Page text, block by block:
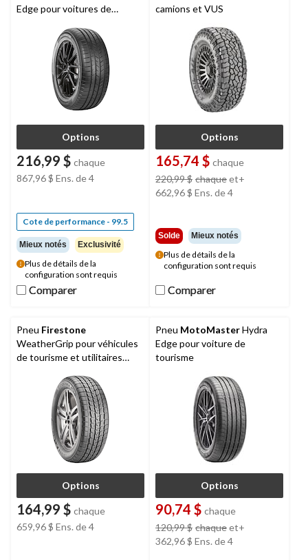
Edge pour voitures de
Options
216,99 $ chaque
867,96 $ Ens. de 4
Cote de performance - 99.5
Mieux notés Exclusivité
Plus de détails de la
configuration sont requis
Comparer
Comparer
camions et VUS
Options
165,74 $ chaque
220,99 $ chaqueet+
662,96 $ Ens. de 4
Solde Mieux notés
Plus de détails de la
configuration sont requis
Comparer
Comparer
Pneu Firestone
WeatherGrip pour véhicules
de tourisme et utilitaires
Options
164,99 $ chaque
659,96 $ Ens. de 4
Pneu MotoMasterHydra
Edge pour voiture de
tourisme
Options
90,74 $ chaque
120,99 $ chaqueet+
362,96 $ Ens. de 4